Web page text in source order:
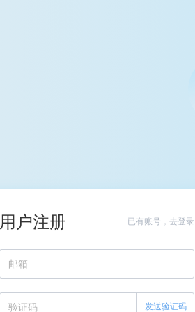
已有账号，去登录
用户注册
发送验证码